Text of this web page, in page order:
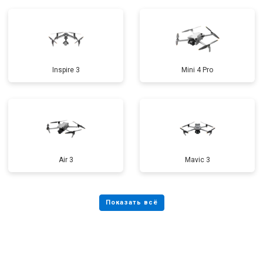
Inspire 3 Mini 4 Pro
Air 3 Mavic 3